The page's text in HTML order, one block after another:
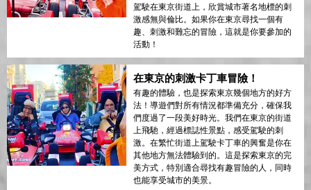
駕駛在東京街道上，欣賞城市著名地標的刺
激感無與倫比。如果你在東京尋找一個有
趣、刺激和難忘的冒險，這就是你要參加的
活動！
在東京的刺激卡丁車冒險！
有趣的體驗，也是探索東京幾個地方的好方
法！導遊們對所有情況都準備充分，確保我
們度過了一段美好時光。我們在東京的街道
上飛馳，經過標誌性景點，感受駕駛的刺
激。在繁忙街道上駕駛卡丁車的興奮是你在
其他地方無法體驗到的。這是探索東京的完
美方式，特別適合尋找有趣冒險的人，同時
也能享受城市的美景。